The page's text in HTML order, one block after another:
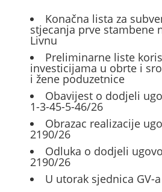
Konačna lista za
stjecanja prve stambene
Livnu
Preliminarne liste
investicijama u obrte i
i žene poduzetnice
Obavijest o dodjeli
1-3-45-5-46/26
Obrazac realizacije
2190/26
Odluka o dodjeli
2190/26
U utorak sjednica GV-